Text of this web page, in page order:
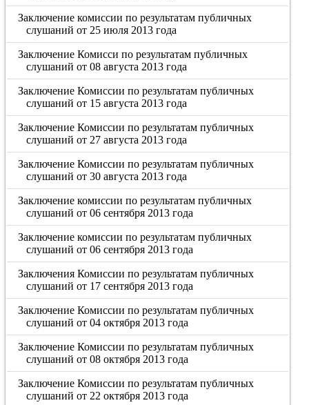
Заключение комиссии по результатам публичных
слушаний от 25 июля 2013 года
Заключение Комисси по результатам публичных
слушаний от 08 августа 2013 года
Заключение Комиссии по результатам публичных
слушаний от 15 августа 2013 года
Заключение Комиссии по результатам публичных
слушаний от 27 августа 2013 года
Заключение Комиссии по результатам публичных
слушаний от 30 августа 2013 года
Заключение комиссии по результатам публичных
слушаний от 06 сентября 2013 года
Заключение комиссии по результатам публичных
слушаний от 06 сентября 2013 года
Заключения Комиссии по результатам публичных
слушаний от 17 сентября 2013 года
Заключение Комиссии по результатам публичных
слушаний от 04 октября 2013 года
Заключение Комиссии по результатам публичных
слушаний от 08 октября 2013 года
Заключение Комиссии по результатам публичных
слушаний от 22 октября 2013 года